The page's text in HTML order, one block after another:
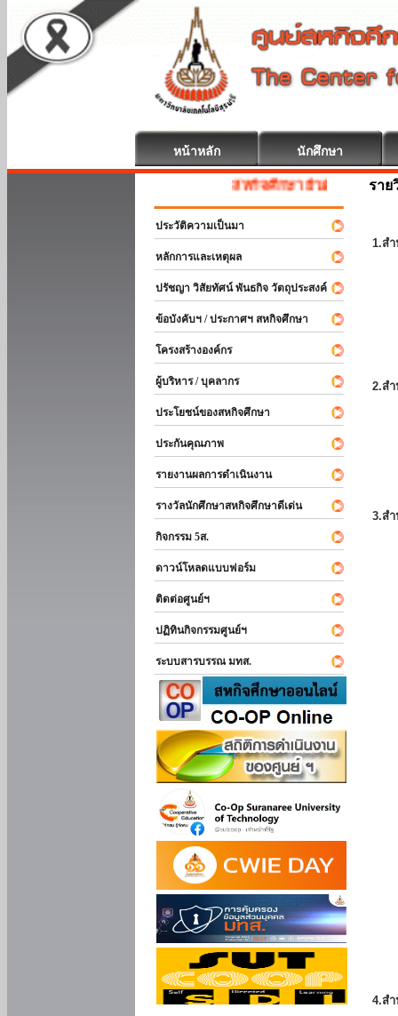
หน้าหลัก นักศึกษา
สหกิจศึกษา ยินดีต้อนรับ
ประวัติความเป็นมา
หลักการและเหตุผล
ปรัชญา วิสัยทัศน์ พันธกิจ วัตถุประสงค์
ข้อบังคับฯ / ประกาศฯ สหกิจศึกษา
โครงสร้างองค์กร
ผู้บริหาร / บุคลากร
ประโยชน์ของสหกิจศึกษา
ประกันคุณภาพ
รายงานผลการดำเนินงาน
รางวัลนักศึกษาสหกิจศึกษาดีเด่น
กิจกรรม 5ส.
ดาวน์โหลดแบบฟอร์ม
ติดต่อศูนย์ฯ
ปฏิทินกิจกรรมศูนย์ฯ
ระบบสารบรรณ มทส.
ราย
1.ส
2.ส
3.ส
4.ส